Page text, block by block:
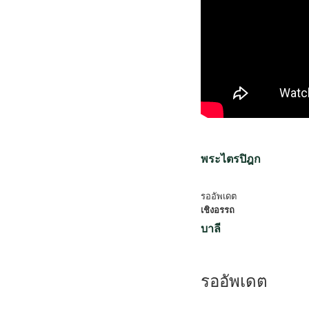
พระไตรปิฎก
รออัพเดต
เชิงอรรถ
บาลี
รออัพเดต